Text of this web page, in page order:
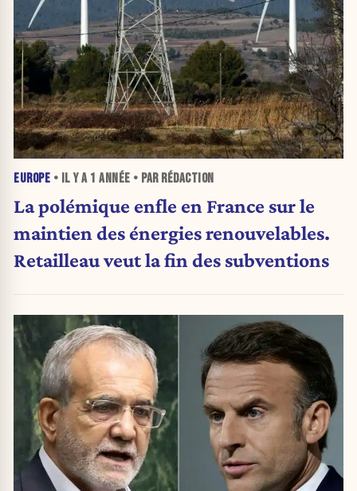
EUROPE • IL Y A 1 ANNÉE • PAR RÉDACTION
La polémique enfle en France sur le
maintien des énergies renouvelables.
Retailleau veut la fin des subventions